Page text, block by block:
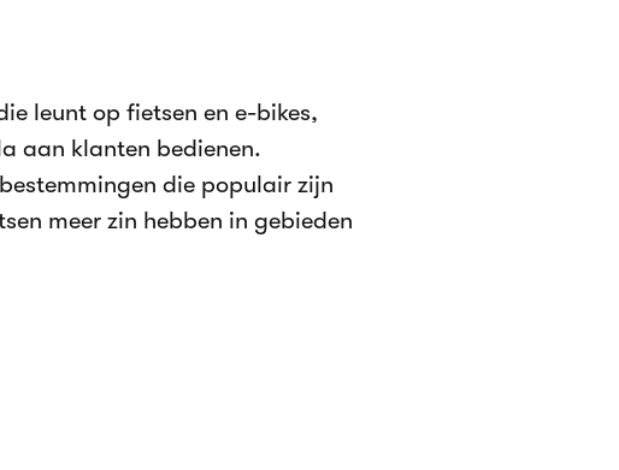
leunt op fietsen en e-bikes,
aan klanten bedienen.
die populair zijn
meer zin hebben in gebieden